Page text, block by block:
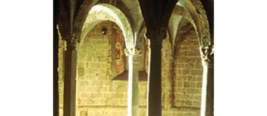
AGGIUNGI AL CARRELLO